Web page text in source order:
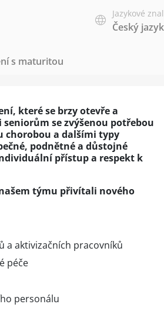
Jazykové
Český jazyk
s maturitou
které se brzy otevře a
se zvýšenou potřebou
chorobou a dalšími typy
podnětné a důstojné
přístup a respekt k
týmu přivítali nového
a aktivizačních pracovníků
péče
personálu